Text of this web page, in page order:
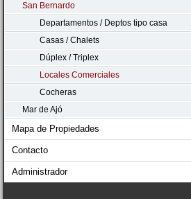
San Bernardo
Departamentos / Deptos tipo casa
Casas / Chalets
Dúplex / Triplex
Locales Comerciales
Cocheras
Mar de Ajó
Mapa de Propiedades
Contacto
Administrador